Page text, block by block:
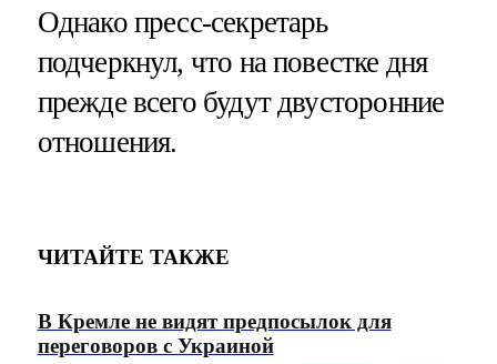
Однако пресс-секретарь
подчеркнул, что на повестке дня
прежде всего будут двусторонние
отношения.
ЧИТАЙТЕ ТАКЖЕ
В Кремле не видят предпосылок для
переговоров с Украиной